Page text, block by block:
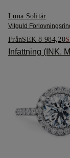
Luna Solitär
Vitguld
FrånSEK 8 984,20
Infattning (INK.